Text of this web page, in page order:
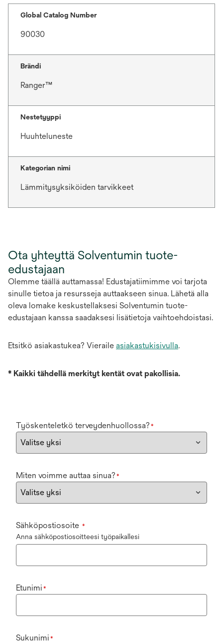
Global Catalog Number
90030
Brändi
Ranger™
Nestetyyppi
Huuhteluneste
Kategorian nimi
Lämmitysyksiköiden tarvikkeet
Ota yhteyttä Solventumin tuote-
edustajaan
Olemme täällä auttamassa! Edustajatiimimme voi tarjota
sinulle tietoa ja resursseja auttaakseen sinua. Lähetä alla
oleva lomake keskustellaksesi Solventumin tuote-
edustajaan kanssa saadaksesi lisätietoja vaihtoehdoistasi.
Etsitkö asiakastukea? Vieraile asiakastukisivulla.
* Kaikki tähdellä merkityt kentät ovat pakollisia.
Työskenteletkö terveydenhuollossa? *
Miten voimme auttaa sinua? *
Sähköpostiosoite *
Anna sähköpostiosoitteesi työpaikallesi
Etunimi *
Sukunimi *